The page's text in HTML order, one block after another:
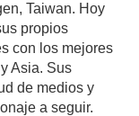
Taiwan. Hoy
propios
con los mejores
Asia. Sus
de medios y
a seguir.